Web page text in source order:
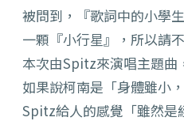
被問到，『歌詞中的小學
一顆『小行星』，所以請
本次由Spitz來演唱主題曲
如果說柯南是「身體雖小
Spitz給人的感覺「雖然是